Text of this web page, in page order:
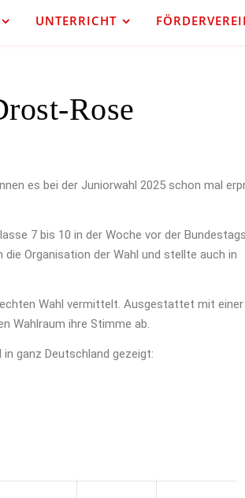
UNTERRICHT
Rose
es bei der Juniorwahl 2025 schon mal
7 bis 10 in der Woche vor der
Organisation der Wahl und stellte auch in
echten Wahl vermittelt. Ausgestattet mit einer
Wahlraum ihre Stimme ab.
ganz Deutschland gezeigt: